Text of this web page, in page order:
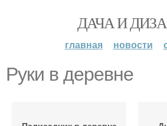
ДАЧА И
главная новости
Руки в деревне